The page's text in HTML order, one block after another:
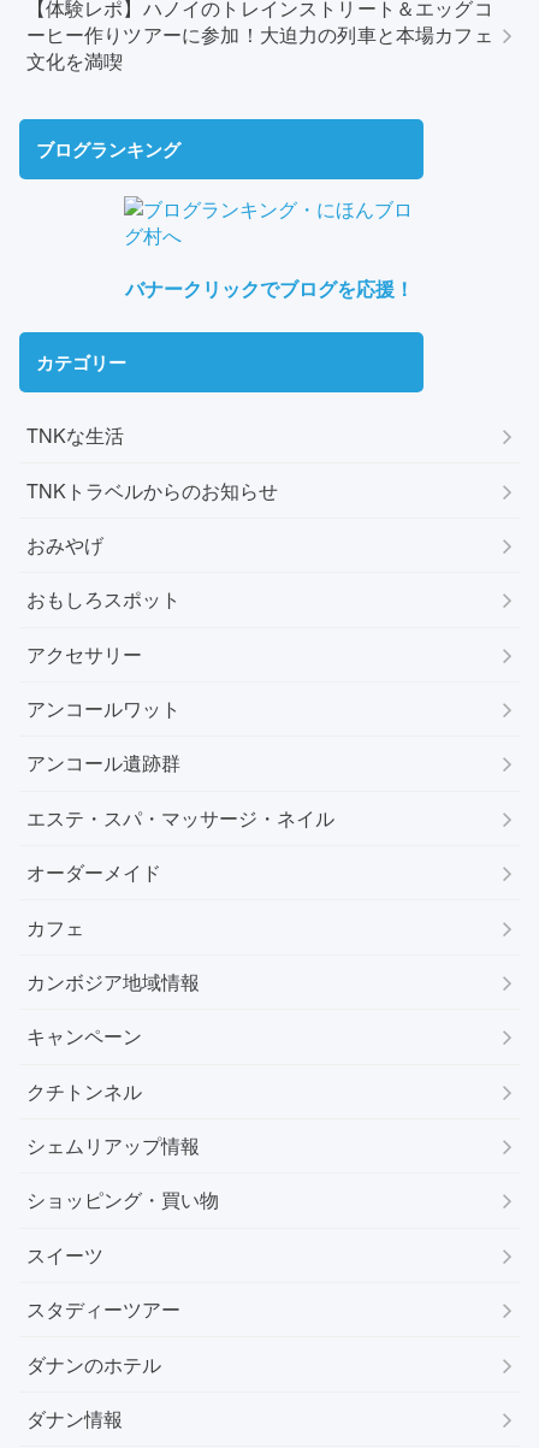
【体験レポ】ハノイのトレインストリート＆エッグコ
ーヒー作りツアーに参加！大迫力の列車と本場カフェ
文化を満喫
ブログランキング
バナークリックでブログを応援！
カテゴリー
TNKな生活
TNKトラベルからのお知らせ
おみやげ
おもしろスポット
アクセサリー
アンコールワット
アンコール遺跡群
エステ・スパ・マッサージ・ネイル
オーダーメイド
カフェ
カンボジア地域情報
キャンペーン
クチトンネル
シェムリアップ情報
ショッピング・買い物
スイーツ
スタディーツアー
ダナンのホテル
ダナン情報